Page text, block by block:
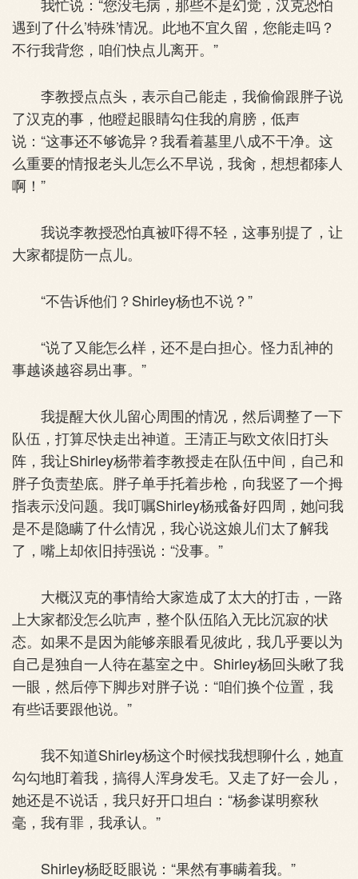
遇到了什么’特殊’情况。此地不宜久留，您能走吗？
不行我背您，咱们快点儿离开。”
李教授点点头，表示自己能走，我偷偷跟胖子说
了汉克的事，他瞪起眼睛勾住我的肩膀，低声
说：“这事还不够诡异？我看着墓里八成不干净。这
么重要的情报老头儿怎么不早说，我肏，想想都瘆人
啊！”
我说李教授恐怕真被吓得不轻，这事别提了，让
大家都提防一点儿。
“不告诉他们？Shirley杨也不说？”
“说了又能怎么样，还不是白担心。怪力乱神的
事越谈越容易出事。”
我提醒大伙儿留心周围的情况，然后调整了一下
队伍，打算尽快走出神道。王清正与欧文依旧打头
阵，我让Shirley杨带着李教授走在队伍中间，自己和
胖子负责垫底。胖子单手托着步枪，向我竖了一个拇
指表示没问题。我叮嘱Shirley杨戒备好四周，她问我
是不是隐瞒了什么情况，我心说这娘儿们太了解我
了，嘴上却依旧持强说：“没事。”
大概汉克的事情给大家造成了太大的打击，一路
上大家都没怎么吭声，整个队伍陷入无比沉寂的状
态。如果不是因为能够亲眼看见彼此，我几乎要以为
自己是独自一人待在墓室之中。Shirley杨回头瞅了我
一眼，然后停下脚步对胖子说：“咱们换个位置，我
有些话要跟他说。”
我不知道Shirley杨这个时候找我想聊什么，她直
勾勾地盯着我，搞得人浑身发毛。又走了好一会儿，
她还是不说话，我只好开口坦白：“杨参谋明察秋
毫，我有罪，我承认。”
Shirley杨眨眨眼说：“果然有事瞒着我。”